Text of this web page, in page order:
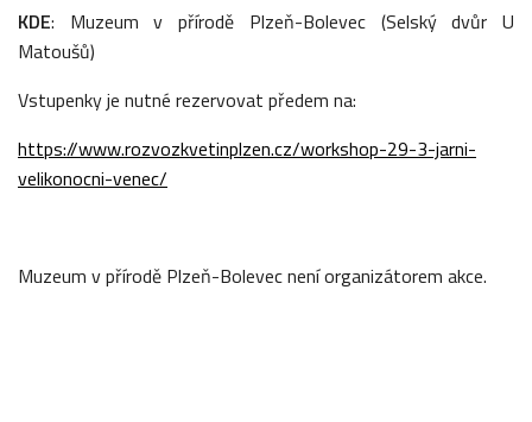
KDE: Muzeum v přírodě Plzeň-Bolevec (Selský dvůr U
Matoušů)
Vstupenky je nutné rezervovat předem na:
https://www.rozvozkvetinplzen.cz/workshop-29-3-jarni-
velikonocni-venec/
Muzeum v přírodě Plzeň-Bolevec není organizátorem akce.